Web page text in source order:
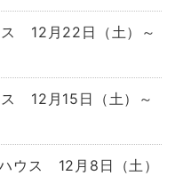
12月22日（土）～
12月15日（土）～
ウス 12月8日（土）